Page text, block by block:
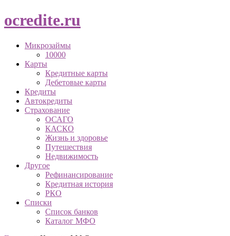
ocredite.ru
Микрозаймы
10000
Карты
Кредитные карты
Дебетовые карты
Кредиты
Автокредиты
Страхование
ОСАГО
КАСКО
Жизнь и здоровье
Путешествия
Недвижимость
Другое
Рефинансирование
Кредитная история
РКО
Списки
Список банков
Каталог МФО